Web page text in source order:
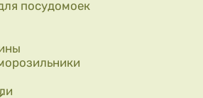
посудомоек